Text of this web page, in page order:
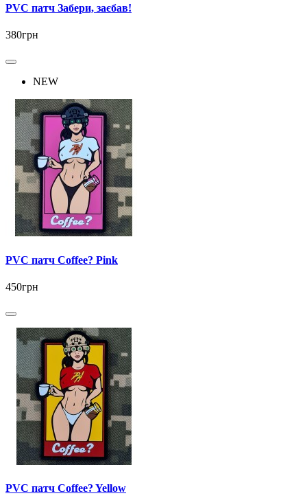
PVC патч Забери, заєбав!
380грн
NEW
PVC патч Coffee? Pink
450грн
PVC патч Coffee? Yellow